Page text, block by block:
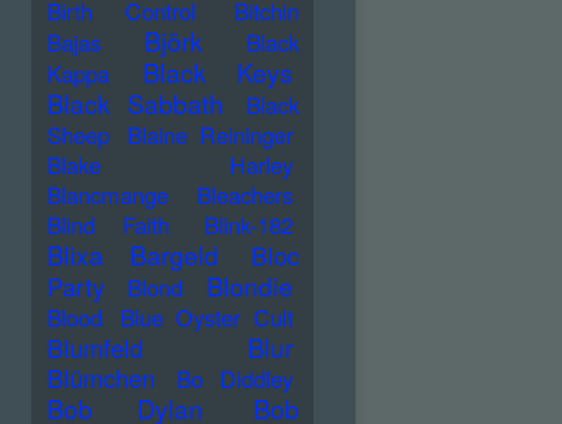
Birth Control
Bitchin
Bajas
Björk
Black
Kappa
Black Keys
Black Sabbath
Black
Sheep
Blaine Reininger
Blake Harley
Blancmange
Bleachers
Blind Faith
Blink-182
Blixa Bargeld
Bloc
Party
Blond Blondie
Blood Blue Oyster Cult
Blumfeld Blur
Blümchen Bo Diddley
Bob Dylan
Bob